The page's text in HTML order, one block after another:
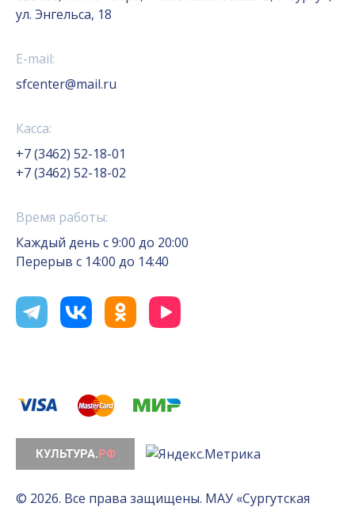
ул. Энгельса, 18
E-mail:
sfcenter@mail.ru
Касса:
+7 (3462) 52-18-01
+7 (3462) 52-18-02
Время работы:
Каждый день с 9:00 до 20:00
Перерыв с 14:00 до 14:40
© 2026. Все права защищены. МАУ «Сургутская